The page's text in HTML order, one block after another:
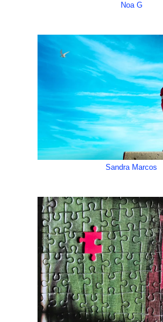
Noa G
Sandra Marcos